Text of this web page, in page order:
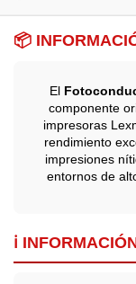
📦
El
componente
impresoras
rendimiento
impresiones
entornos de
ℹ️